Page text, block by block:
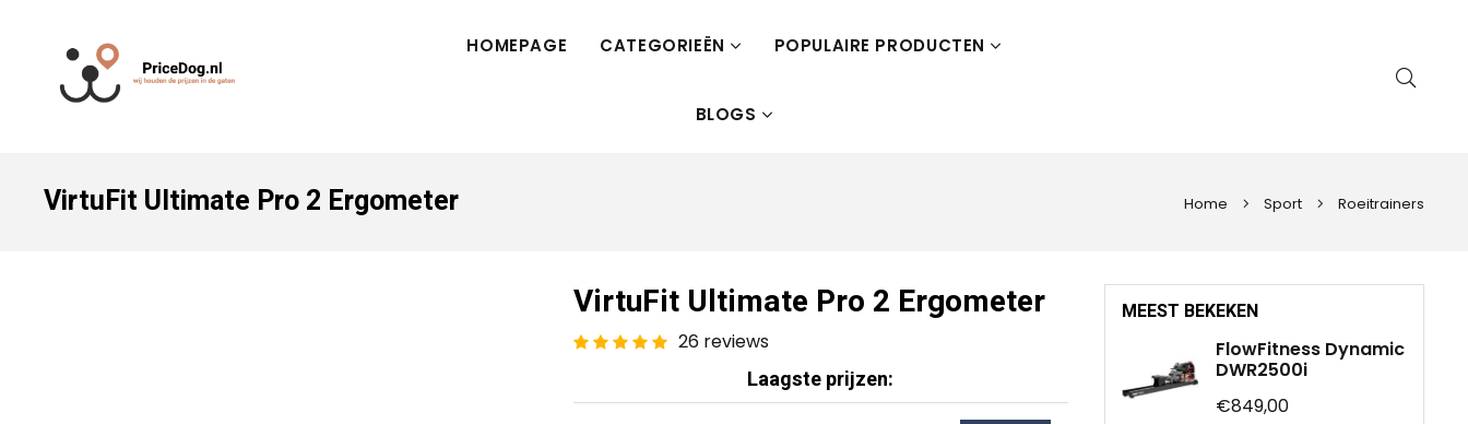
HOMEPAGE CATEGORIEËN POPULAIRE PRODUCTEN
BLOGS
VirtuFit Ultimate Pro 2 Ergometer Home Sport Roeitrainers
VirtuFit Ultimate Pro 2 Ergometer
26 reviews
Laagste prijzen:
MEEST BEKEKEN
FlowFitness Dynamic
DWR2500i
€849,00